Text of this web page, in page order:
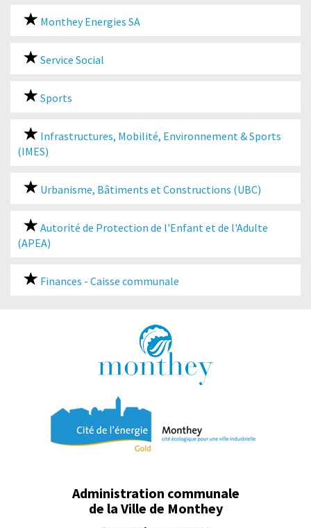
Monthey Energies SA
Service Social
Sports
Infrastructures, Mobilité, Environnement & Sports
(IMES)
Urbanisme, Bâtiments et Constructions (UBC)
Autorité de Protection de l'Enfant et de l'Adulte
(APEA)
Finances - Caisse communale
Administration communale
de la Ville de Monthey